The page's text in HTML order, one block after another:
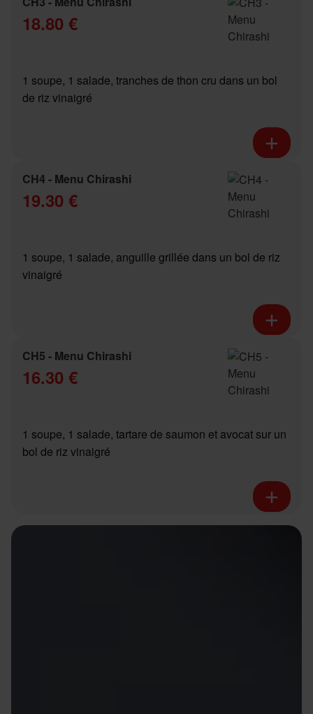
18.80 €
1 soupe, 1 salade, tranches de thon cru dans un bol
de riz vinaigré
CH4 - Menu Chirashi
19.30 €
1 soupe, 1 salade, anguille grillée dans un bol de riz
vinaigré
CH5 - Menu Chirashi
16.30 €
1 soupe, 1 salade, tartare de saumon et avocat sur un
bol de riz vinaigré